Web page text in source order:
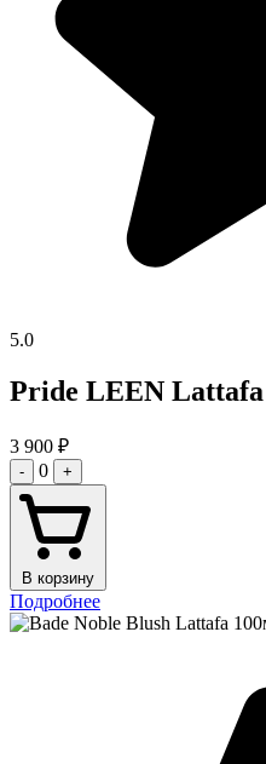
5.0
Pride LEEN
3 900 ₽
- 0 +
В корзину
Подробнее